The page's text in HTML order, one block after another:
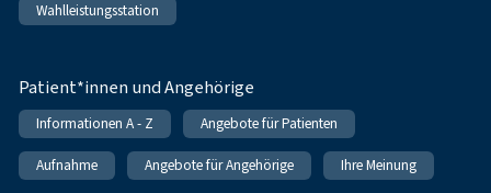
Wahlleistungsstation
Patient*innen und Angehörige
Informationen A - Z Angebote für Patienten
Aufnahme Angebote für Angehörige Ihre Meinung